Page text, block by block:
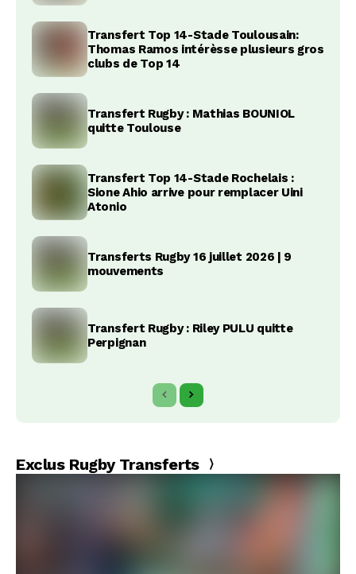
Transfert Top 14-Stade Toulousain:
Thomas Ramos intérèsse plusieurs gros
clubs de Top 14
Transfert Rugby : Mathias BOUNIOL
quitte Toulouse
Transfert Top 14-Stade Rochelais :
Sione Ahio arrive pour remplacer Uini
Atonio
Transferts Rugby 16 juillet 2026 | 9
mouvements
Transfert Rugby : Riley PULU quitte
Perpignan
Exclus Rugby Transferts